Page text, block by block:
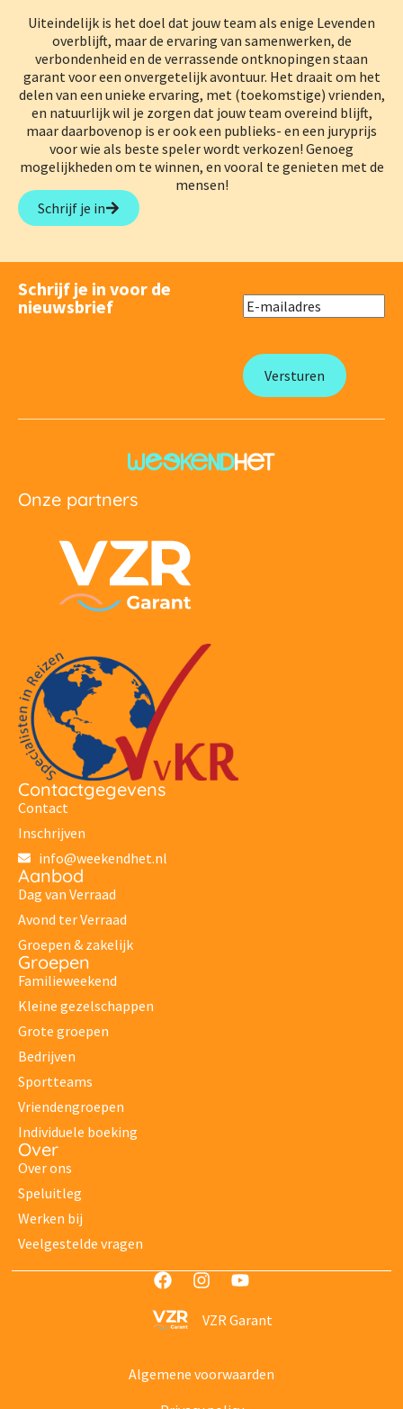
Uiteindelijk is het doel dat jouw team als enige Levenden
overblijft, maar de ervaring van samenwerken, de
verbondenheid en de verrassende ontknopingen staan
garant voor een onvergetelijk avontuur. Het draait om het
delen van een unieke ervaring, met (toekomstige) vrienden,
en natuurlijk wil je zorgen dat jouw team overeind blijft,
maar daarbovenop is er ook een publieks- en een juryprijs
voor wie als beste speler wordt verkozen! Genoeg
mogelijkheden om te winnen, en vooral te genieten met de
mensen!
Schrijf je in
Schrijf je in voor de
nieuwsbrief
Onze partners
Contactgegevens
Contact
Inschrijven
info@weekendhet.nl
Aanbod
Dag van Verraad
Avond ter Verraad
Groepen & zakelijk
Groepen
Familieweekend
Kleine gezelschappen
Grote groepen
Bedrijven
Sportteams
Vriendengroepen
Individuele boeking
Over
Over ons
Speluitleg
Werken bij
Veelgestelde vragen
VZR Garant
Algemene voorwaarden